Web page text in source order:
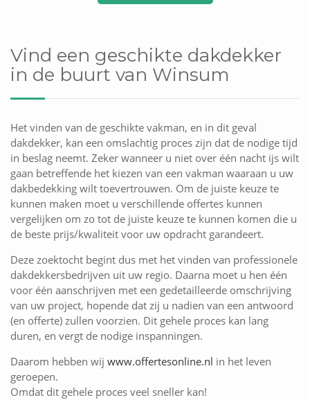
Vind een geschikte dakdekker
in de buurt van Winsum
Het vinden van de geschikte vakman, en in dit geval
dakdekker, kan een omslachtig proces zijn dat de nodige tijd
in beslag neemt. Zeker wanneer u niet over één nacht ijs wilt
gaan betreffende het kiezen van een vakman waaraan u uw
dakbedekking wilt toevertrouwen. Om de juiste keuze te
kunnen maken moet u verschillende offertes kunnen
vergelijken om zo tot de juiste keuze te kunnen komen die u
de beste prijs/kwaliteit voor uw opdracht garandeert.
Deze zoektocht begint dus met het vinden van professionele
dakdekkersbedrijven uit uw regio. Daarna moet u hen één
voor één aanschrijven met een gedetailleerde omschrijving
van uw project, hopende dat zij u nadien van een antwoord
(en offerte) zullen voorzien. Dit gehele proces kan lang
duren, en vergt de nodige inspanningen.
Daarom hebben wij www.offertesonline.nl in het leven
geroepen.
Omdat dit gehele proces veel sneller kan!